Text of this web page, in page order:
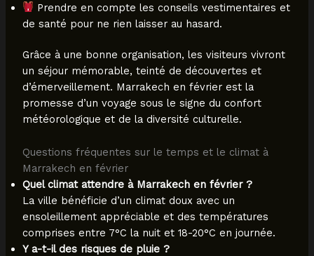
Prendre en compte les conseils vestimentaires et
de santé pour ne rien laisser au hasard.
Grâce à une bonne organisation, les visiteurs vivront
un séjour mémorable, teinté de découvertes et
d’émerveillement. Marrakech en février est la
promesse d’un voyage sous le signe du confort
météorologique et de la diversité culturelle.
Questions fréquentes sur le temps et le climat à
Marrakech en février
Quel climat attendre à Marrakech en février ?
La ville bénéficie d’un climat doux avec un
ensoleillement appréciable et des températures
comprises entre 7°C la nuit et 18-20°C en journée.
Y a-t-il des risques de pluie ?